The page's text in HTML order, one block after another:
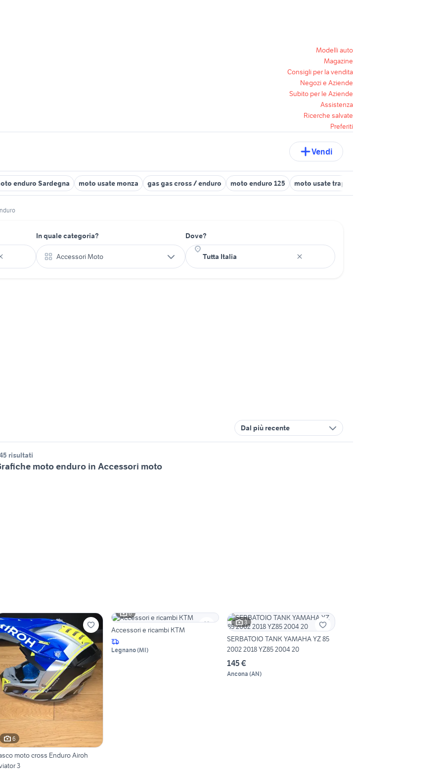
Modelli auto
Magazine
Consigli per la vendita
Negozi e Aziende
Subito per le Aziende
Assistenza
Ricerche salvate
Preferiti
Vendi
enduro Sardegna moto usate monza gas gas cross / enduro moto enduro 125 moto usate trapani e provincia
In quale categoria?
Accessori Moto
Dove?
Dal più recente
risultati
moto enduro in Accessori moto
6
moto cross Enduro Airoh
3
6
Accessori e ricambi KTM
Legnano(MI)
3
SERBATOIO TANK YAMAHA YZ 85
2002 2018 YZ85 2004 20
145 €
Ancona (AN)